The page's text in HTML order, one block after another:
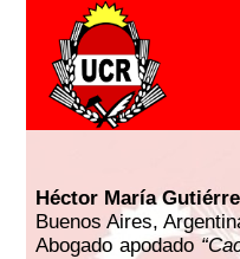
Héctor María
Buenos Aires,
Abogado apodado